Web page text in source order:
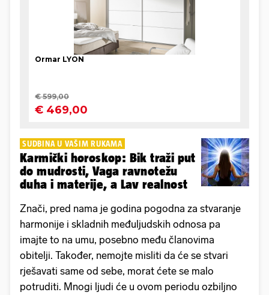
SUDBINA U VAŠIM RUKAMA
Karmički horoskop: Bik traži put
do mudrosti, Vaga ravnotežu
duha i materije, a Lav realnost
Znači, pred nama je godina pogodna za stvaranje
harmonije i skladnih međuljudskih odnosa pa
imajte to na umu, posebno među članovima
obitelji. Također, nemojte misliti da će se stvari
rješavati same od sebe, morat ćete se malo
potruditi. Mnogi ljudi će u ovom periodu ozbiljno